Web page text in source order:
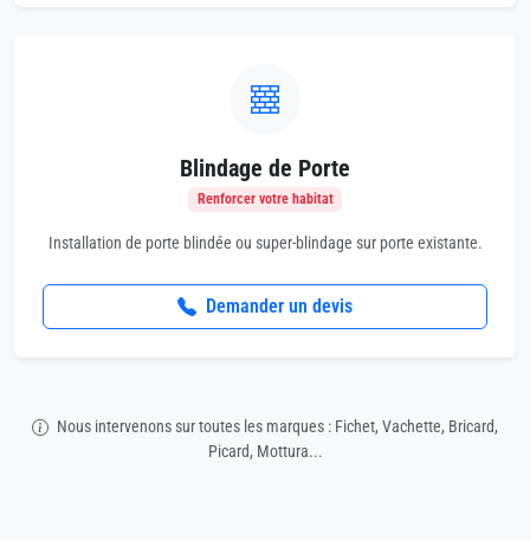
Blindage de Porte
Renforcer votre habitat
Installation de porte blindée ou super-blindage sur porte existante.
Demander un devis
Nous intervenons sur toutes les marques : Fichet, Vachette, Bricard,
Picard, Mottura...